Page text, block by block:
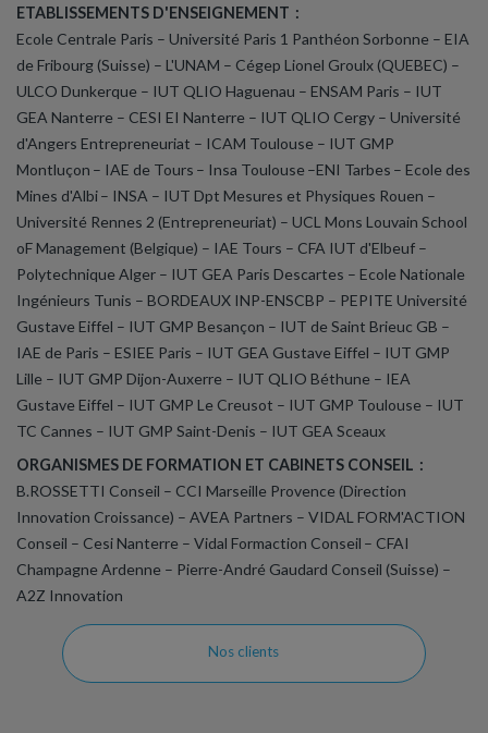
ETABLISSEMENTS D'ENSEIGNEMENT :
Ecole Centrale Paris – Université Paris 1 Panthéon Sorbonne – EIA
de Fribourg (Suisse) – L'UNAM – Cégep Lionel Groulx (QUEBEC) –
ULCO Dunkerque – IUT QLIO Haguenau – ENSAM Paris – IUT
GEA Nanterre – CESI EI Nanterre – IUT QLIO Cergy – Université
d'Angers Entrepreneuriat – ICAM Toulouse – IUT GMP
Montluçon – IAE de Tours – Insa Toulouse –ENI Tarbes – Ecole des
Mines d'Albi – INSA – IUT Dpt Mesures et Physiques Rouen –
Université Rennes 2 (Entrepreneuriat) – UCL Mons Louvain School
oF Management (Belgique) – IAE Tours – CFA IUT d'Elbeuf –
Polytechnique Alger – IUT GEA Paris Descartes – Ecole Nationale
Ingénieurs Tunis – BORDEAUX INP-ENSCBP – PEPITE Université
Gustave Eiffel – IUT GMP Besançon – IUT de Saint Brieuc GB –
IAE de Paris – ESIEE Paris – IUT GEA Gustave Eiffel – IUT GMP
Lille – IUT GMP Dijon-Auxerre – IUT QLIO Béthune – IEA
Gustave Eiffel – IUT GMP Le Creusot – IUT GMP Toulouse – IUT
TC Cannes – IUT GMP Saint-Denis – IUT GEA Sceaux
ORGANISMES DE FORMATION ET CABINETS CONSEIL :
B.ROSSETTI Conseil – CCI Marseille Provence (Direction
Innovation Croissance) – AVEA Partners – VIDAL FORM'ACTION
Conseil – Cesi Nanterre – Vidal Formaction Conseil – CFAI
Champagne Ardenne – Pierre-André Gaudard Conseil (Suisse) –
A2Z Innovation
Nos clients